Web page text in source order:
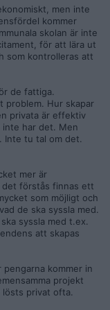
utgå från att
av trygghets-
med väktare osv.
för att staten
det är ju
den uppgiften
det uppstår brist,
blir märkliga.
det gör det ju
människor dör i
ska ett system
på fria
inte blev
och hade råd att
att det hade
men inte
kommer
skolan är inte
för att lära ut
som kontrolleras att
de fattiga.
problem. Hur skapar
privata är effektiv
har det. Men
Inte tu tal om det.
mer är
förstås finnas ett
som möjligt och
de ska syssla med.
syssla med t.ex.
att skapas
kommer in
projekt
lösts privat ofta.